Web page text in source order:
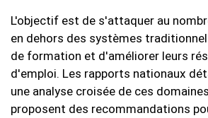
L'objectif est de s'attaquer au
en dehors des systèmes
de formation et d'améliorer leurs
d'emploi. Les rapports nationaux
une analyse croisée de ces
proposent des recommandations